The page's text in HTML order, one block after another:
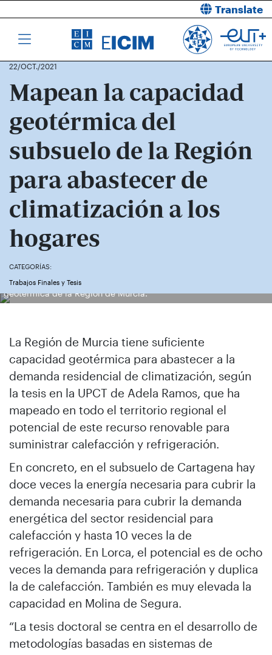
Translate
22/OCT./2021
Mapean la capacidad
geotérmica del
subsuelo de la Región
para abastecer de
climatización a los
hogares
CATEGORÍAS:
Trabajos Finales y Tesis
Socorro García y Adela Ramos con imágenes de la capacidad
geotérmica de la Región de Murcia.
La Región de Murcia tiene suficiente
capacidad geotérmica para abastecer a la
demanda residencial de climatización, según
la tesis en la UPCT de Adela Ramos, que ha
mapeado en todo el territorio regional el
potencial de este recurso renovable para
suministrar calefacción y refrigeración.
En concreto, en el subsuelo de Cartagena hay
doce veces la energía necesaria para cubrir la
demanda necesaria para cubrir la demanda
energética del sector residencial para
calefacción y hasta 10 veces la de
refrigeración. En Lorca, el potencial es de ocho
veces la demanda para refrigeración y duplica
la de calefacción. También es muy elevada la
capacidad en Molina de Segura.
“La tesis doctoral se centra en el desarrollo de
metodologías basadas en sistemas de